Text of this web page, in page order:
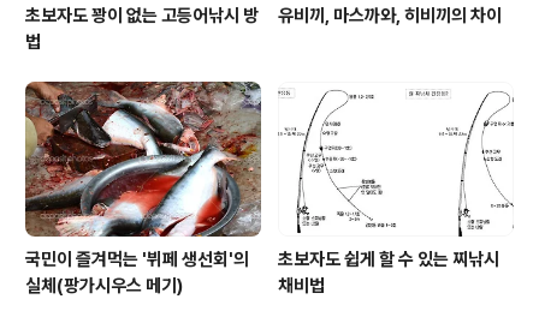
초보자도 꽝이 없는 고등어낚시 방
법
유비끼, 마스까와, 히비끼의 차이
국민이 즐겨먹는 '뷔페 생선회'의
실체(팡가시우스 메기)
초보자도 쉽게 할 수 있는 찌낚시
채비법